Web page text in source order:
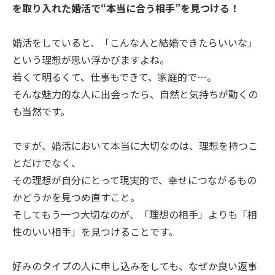
を取り入れた婚活で“本当に合う相手”を見つける！
婚活をしていると、「こんな人と結婚できたらいいな」
という理想が思い浮かびますよね。
若くて明るくて、仕事もできて、家庭的で…。
そんな魅力的な人に出会ったら、自然と気持ちが動くの
も当然です。
ですが、婚活において本当に大切なのは、理想を持つこ
とだけでなく、
その理想が自分にとって現実的で、幸せにつながるもの
かどうかを見つめ直すこと。
そしてもう一つ大切なのが、「理想の相手」よりも「相
性のいい相手」を見つけることです。
好みのタイプの人に申し込みをしても、なぜか良い返事